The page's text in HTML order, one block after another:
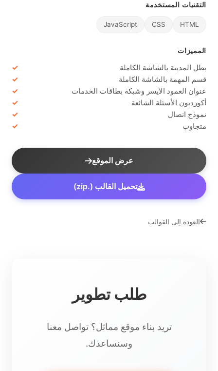
التقنيات المستخدمة
HTML
CSS
JavaScript
المميزات
بطل المدينة بالشاشة الكاملة
قسم المهمة بالشاشة الكاملة
عنوان العمود الأيسر وشبكة بطاقات الخدمات
أكورديون الأسئلة الشائعة
نموذج اتصال
متجاوب
عرض الموقع
تحميل القالب (.zip)
العودة إلى القوالب
طلب تطوير
تريد بناء موقع مماثل؟ تواصل معنا
وسنساعدك.